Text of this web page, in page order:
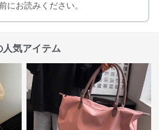
にお読みください。
気アイテム